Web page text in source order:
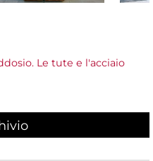
Le tute e l'acciaio